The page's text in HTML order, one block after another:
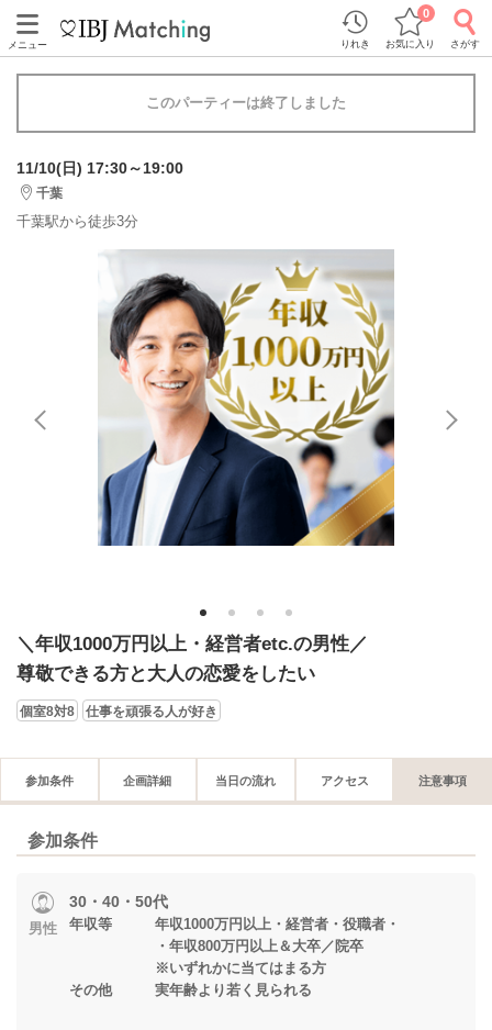
メニュー りれき お気に入り
0
さがす
このパーティーは終了しました
11/10(日) 17:30～19:00
千葉
千葉駅から徒歩3分
1 2 3 4
＼年収1000万円以上・経営者etc.の男性／
尊敬できる方と大人の恋愛をしたい
個室8対8 仕事を頑張る人が好き
参加条件 企画詳細 当日の流れ アクセス 注意事項
参加条件
男性
30・40・50代
年収等 年収1000万円以上・経営者・役職者・
・年収800万円以上＆大卒／院卒
※いずれかに当てはまる方
その他 実年齢より若く見られる